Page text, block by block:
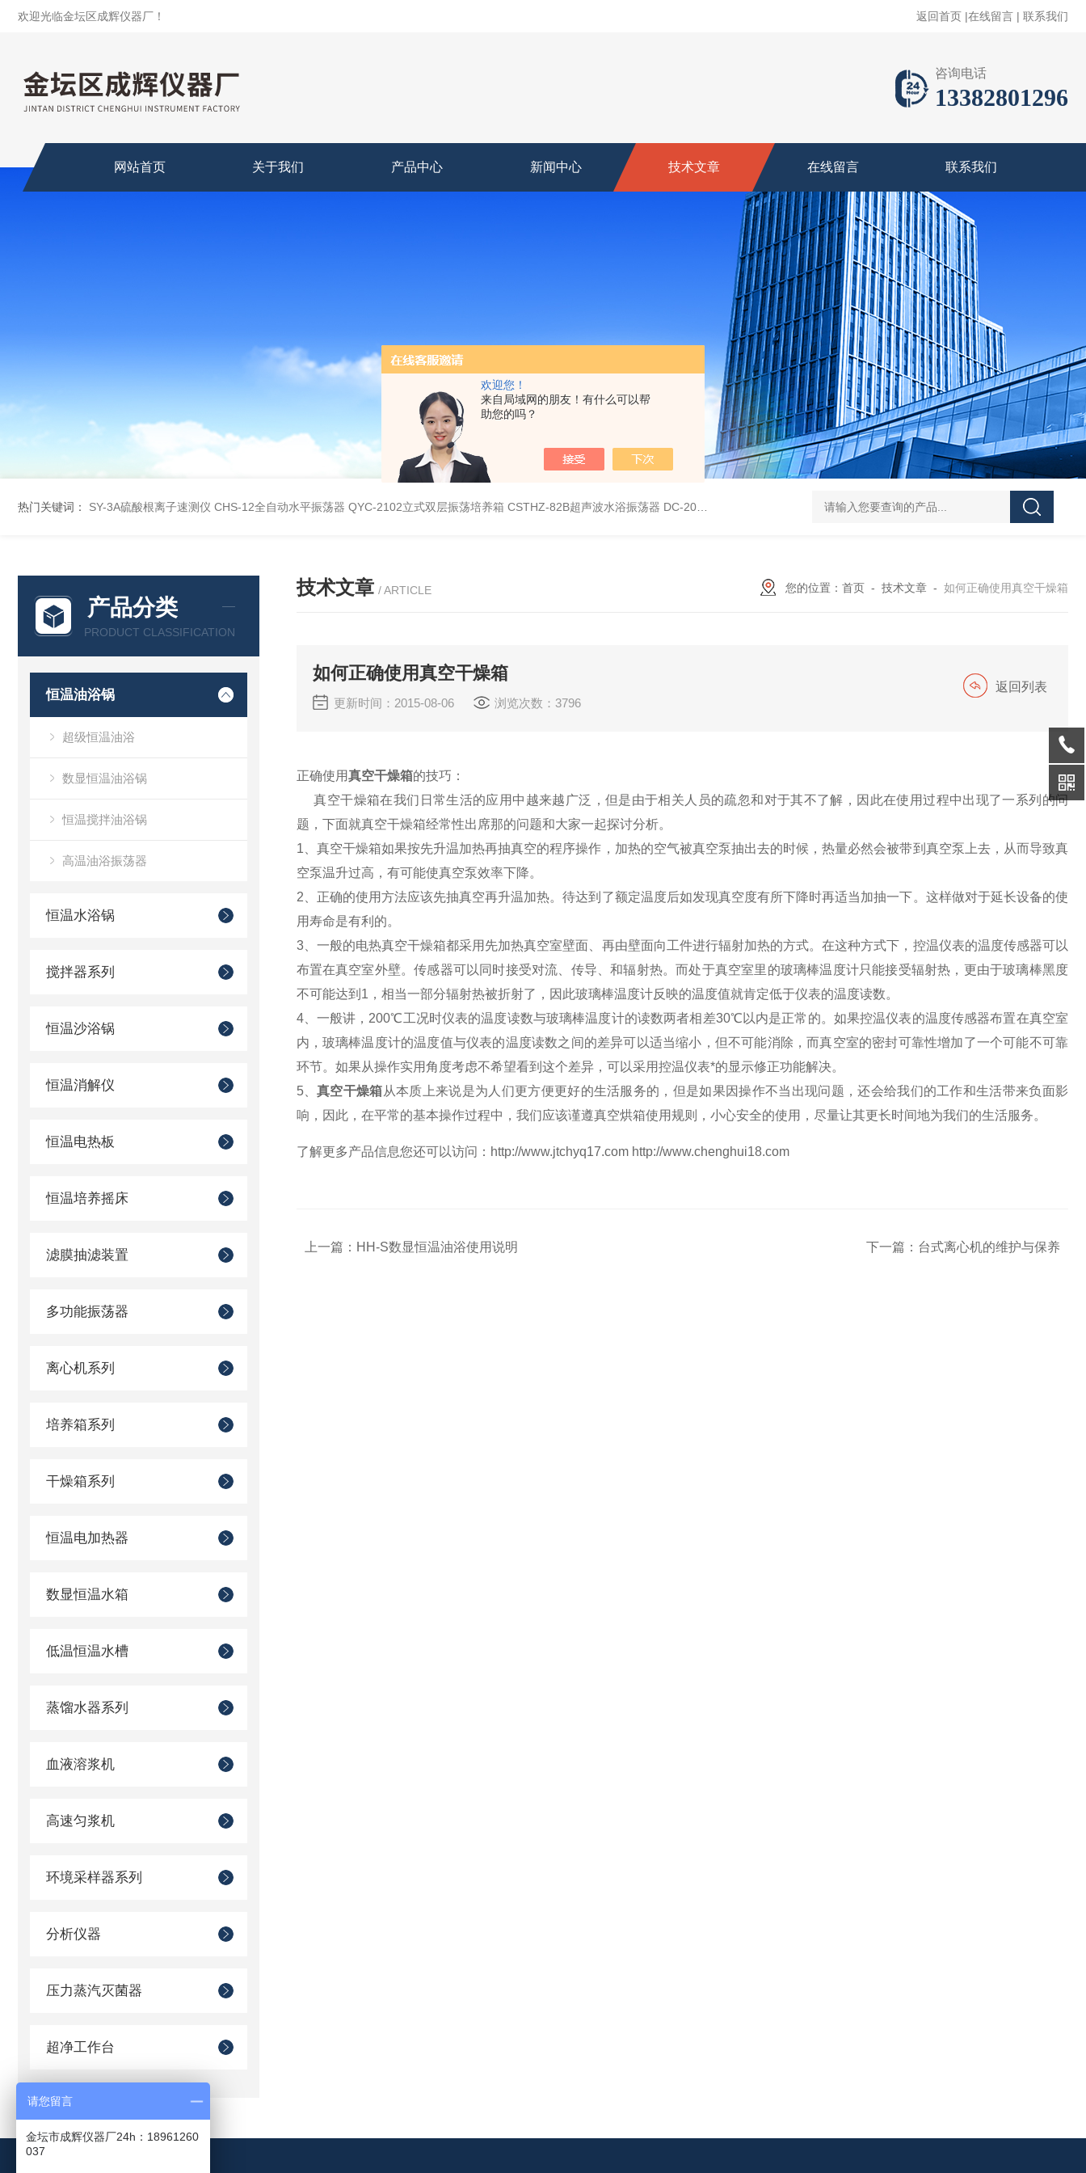
欢迎您！
来自局域网的朋友！有什么可以帮
助您的吗？
欢迎光临金坛区成辉仪器厂！ 返回首页 |在线留言 | 联系我们
咨询电话
13382801296
网站首页 关于我们 产品中心 新闻中心 技术文章 在线留言 联系我们
热门关键词： SY-3A硫酸根离子速测仪 CHS-12全自动水平振荡器 QYC-2102立式双层振荡培养箱 CSTHZ-82B超声波水浴振荡器 DC-20L低温恒温水浴 HY-100L大容量恒温油浴锅 YHJ-20恒温搅拌油浴锅 YHJ-4D
产品分类
PRODUCT CLASSIFICATION
恒温油浴锅
超级恒温油浴
数显恒温油浴锅
恒温搅拌油浴锅
高温油浴振荡器
恒温水浴锅
搅拌器系列
恒温沙浴锅
恒温消解仪
恒温电热板
恒温培养摇床
滤膜抽滤装置
多功能振荡器
离心机系列
培养箱系列
干燥箱系列
恒温电加热器
数显恒温水箱
低温恒温水槽
蒸馏水器系列
血液溶浆机
高速匀浆机
环境采样器系列
分析仪器
压力蒸汽灭菌器
超净工作台
技术文章 / ARTICLE 您的位置： 首页 - 技术文章 - 如何正确使用真空干燥箱
如何正确使用真空干燥箱
更新时间：2015-08-06 浏览次数：3796
返回列表
正确使用真空干燥箱的技巧：
真空干燥箱在我们日常生活的应用中越来越广泛，但是由于相关人员的疏忽和对于其不了解，因此在使用过程中出现了一系列的问
题，下面就真空干燥箱经常性出席那的问题和大家一起探讨分析。
1、真空干燥箱如果按先升温加热再抽真空的程序操作，加热的空气被真空泵抽出去的时候，热量必然会被带到真空泵上去，从而导致真
空泵温升过高，有可能使真空泵效率下降。
2、正确的使用方法应该先抽真空再升温加热。待达到了额定温度后如发现真空度有所下降时再适当加抽一下。这样做对于延长设备的使
用寿命是有利的。
3、一般的电热真空干燥箱都采用先加热真空室壁面、再由壁面向工件进行辐射加热的方式。在这种方式下，控温仪表的温度传感器可以
布置在真空室外壁。传感器可以同时接受对流、传导、和辐射热。而处于真空室里的玻璃棒温度计只能接受辐射热，更由于玻璃棒黑度
不可能达到1，相当一部分辐射热被折射了，因此玻璃棒温度计反映的温度值就肯定低于仪表的温度读数。
4、一般讲，200℃工况时仪表的温度读数与玻璃棒温度计的读数两者相差30℃以内是正常的。如果控温仪表的温度传感器布置在真空室
内，玻璃棒温度计的温度值与仪表的温度读数之间的差异可以适当缩小，但不可能消除，而真空室的密封可靠性增加了一个可能不可靠
环节。如果从操作实用角度考虑不希望看到这个差异，可以采用控温仪表*的显示修正功能解决。
5、真空干燥箱从本质上来说是为人们更方便更好的生活服务的，但是如果因操作不当出现问题，还会给我们的工作和生活带来负面影
响，因此，在平常的基本操作过程中，我们应该谨遵真空烘箱使用规则，小心安全的使用，尽量让其更长时间地为我们的生活服务。
了解更多产品信息您还可以访问：http://www.jtchyq17.com http://www.chenghui18.com
上一篇： HH-S数显恒温油浴使用说明 下一篇： 台式离心机的维护与保养
请您留言
金坛市成辉仪器厂24h：18961260
037